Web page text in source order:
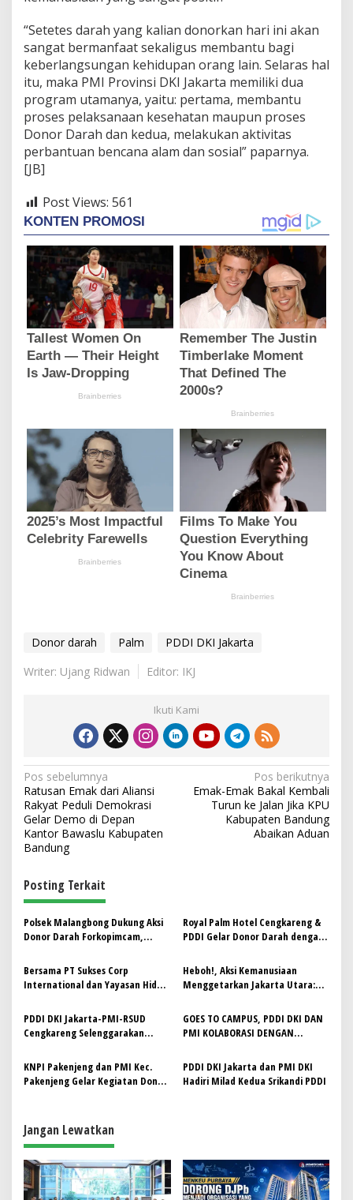
“Setetes darah yang kalian donorkan hari ini akan
sangat bermanfaat sekaligus membantu bagi
keberlangsungan kehidupan orang lain. Selaras hal
itu, maka PMI Provinsi DKI Jakarta memiliki dua
program utamanya, yaitu: pertama, membantu
proses pelaksanaan kesehatan maupun proses
Donor Darah dan kedua, melakukan aktivitas
perbantuan bencana alam dan sosial” paparnya.
[JB]
Post Views: 561
Donor darah Palm
PDDI DKI Jakarta
Writer: Ujang Ridwan
Editor: IKJ
Ikuti Kami
N
a
v
i
a
s
i
o
Pos sebelumnya
Ratusan Emak dari Aliansi
Rakyat Peduli Demokrasi
Gelar Demo di Depan
Kantor Bawaslu Kabupaten
Bandung
Pos berikutnya
Emak-Emak Bakal Kembali
Turun ke Jalan Jika KPU
Kabupaten Bandung
Abaikan Aduan
Posting Terkait
Polsek Malangbong Dukung Aksi
Donor Darah Forkopimcam,
Kemanusiaan
Royal Palm Hotel Cengkareng &
PDDI Gelar Donor Darah dengan
Bersama PT Sukses Corp
International dan Yayasan Hidup
Donor Darah Festival
Kemerdekaan RI ke- 80 di JIS
Heboh!, Aksi Kemanusiaan
Menggetarkan Jakarta Utara:
Sukarela di Green Bay Pluit
PDDI DKI Jakarta-PMI-RSUD
Cengkareng Selenggarakan
Darah Dunia
GOES TO CAMPUS, PDDI DKI DAN
PMI KOLABORASI DENGAN
DONOR DARAH
KNPI Pakenjeng dan PMI Kec.
Pakenjeng Gelar Kegiatan Donor
PDDI DKI Jakarta dan PMI DKI
Hadiri Milad Kedua Srikandi PDDI
Jangan Lewatkan